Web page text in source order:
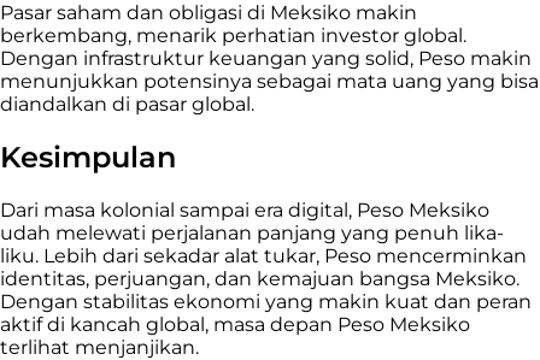
Pasar saham dan obligasi di Meksiko makin
berkembang, menarik perhatian investor global.
Dengan infrastruktur keuangan yang solid, Peso makin
menunjukkan potensinya sebagai mata uang yang bisa
diandalkan di pasar global.
Kesimpulan
Dari masa kolonial sampai era digital, Peso Meksiko
udah melewati perjalanan panjang yang penuh lika-
liku. Lebih dari sekadar alat tukar, Peso mencerminkan
identitas, perjuangan, dan kemajuan bangsa Meksiko.
Dengan stabilitas ekonomi yang makin kuat dan peran
aktif di kancah global, masa depan Peso Meksiko
terlihat menjanjikan.